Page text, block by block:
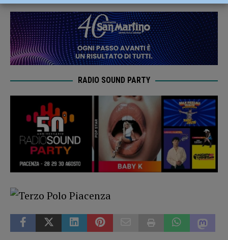
RADIO SOUND PARTY